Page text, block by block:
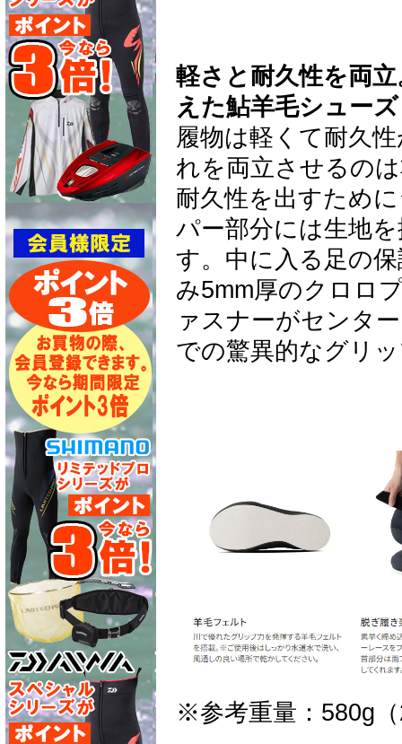
軽さと耐久性を両
えた鮎羊毛シューズ
履物は軽くて耐久
れを両立させるの
耐久性を出すため
パー部分には生地
す。中に入る足の
み5mm厚のクロロ
ァスナーがセンタ
での驚異的なグリ
※参考重量：580g